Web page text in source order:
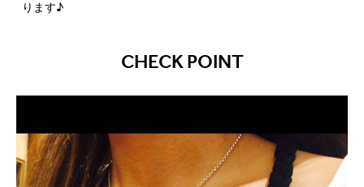
ります♪
CHECK POINT